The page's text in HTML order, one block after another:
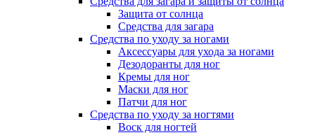
Защита от солнца
Средства для загара
Средства по уходу за ногами
Аксессуары для ухода за ногами
Дезодоранты для ног
Кремы для ног
Маски для ног
Патчи для ног
Средства по уходу за ногтями
Воск для ногтей